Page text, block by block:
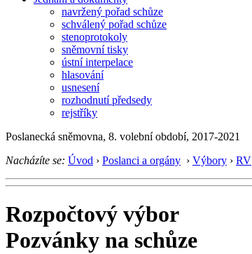
navržený pořad schůze
schválený pořad schůze
stenoprotokoly
sněmovní tisky
ústní interpelace
hlasování
usnesení
rozhodnutí předsedy
rejstříky
Poslanecká sněmovna, 8. volební období, 2017-2021
Nacházíte se: Úvod › Poslanci a orgány › Výbory › RV
Rozpočtový výbor
Pozvánky na schůze